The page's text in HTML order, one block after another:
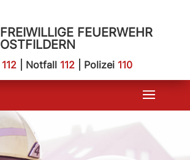
FREIWILLIGE FEUERWEHR
OSTFILDERN
112| Notfall 112| Polizei 110